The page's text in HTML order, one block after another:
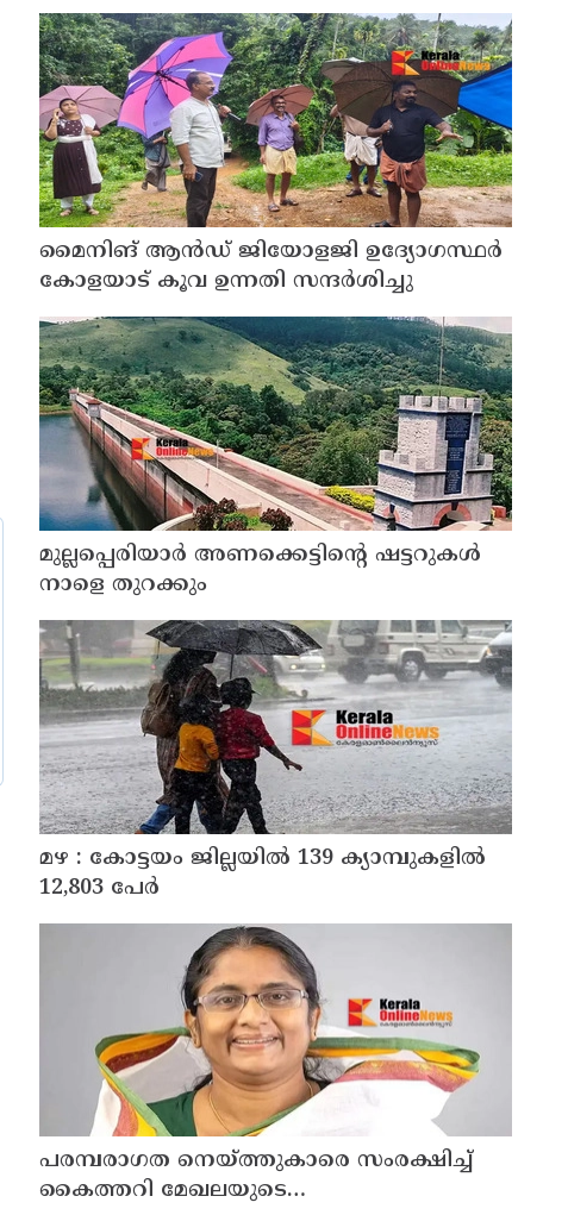
മൈനിങ് ആൻഡ്​ ജിയോളജി ഉദ്യോഗസ്ഥർ
കോളയാട് കൂവ ഉന്നതി സന്ദർശിച്ചു
മുല്ലപ്പെരിയാർ അണക്കെട്ടിന്റെ ഷട്ടറുകൾ
നാളെ തുറക്കും
മഴ : കോട്ടയം ജില്ലയിൽ 139 ക്യാമ്പുകളിൽ
12,803 പേര്‍
പരമ്പരാഗത നെയ്ത്തുകാരെ സംരക്ഷിച്ച്
കൈത്തറി മേഖലയുടെ